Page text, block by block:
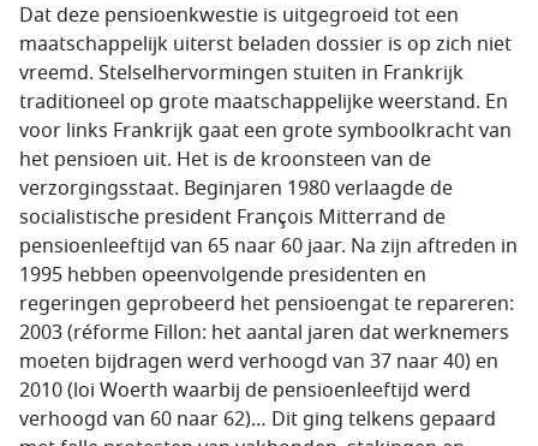
Dat deze pensioenkwestie is uitgegroeid tot een
maatschappelijk uiterst beladen dossier is op zich niet
vreemd. Stelselhervormingen stuiten in Frankrijk
traditioneel op grote maatschappelijke weerstand. En
voor links Frankrijk gaat een grote symboolkracht van
het pensioen uit. Het is de kroonsteen van de
verzorgingsstaat. Beginjaren 1980 verlaagde de
socialistische president François Mitterrand de
pensioenleeftijd van 65 naar 60 jaar. Na zijn aftreden in
1995 hebben opeenvolgende presidenten en
regeringen geprobeerd het pensioengat te repareren:
2003 (réforme Fillon: het aantal jaren dat werknemers
moeten bijdragen werd verhoogd van 37 naar 40) en
2010 (loi Woerth waarbij de pensioenleeftijd werd
verhoogd van 60 naar 62)… Dit ging telkens gepaard